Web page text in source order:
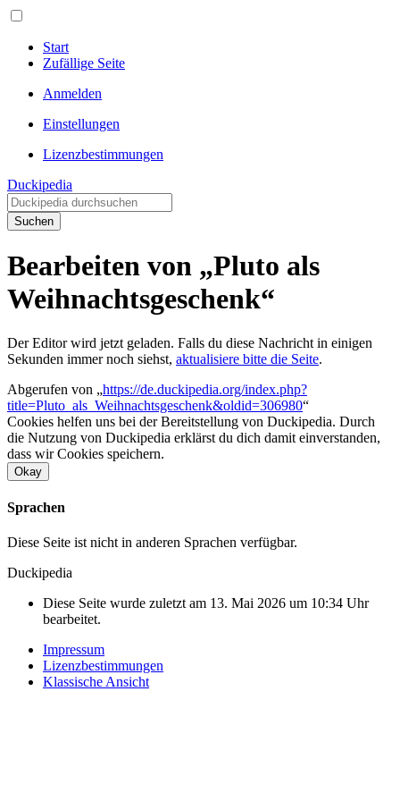
Start
Zufällige Seite
Anmelden
Einstellungen
Lizenzbestimmungen
Duckipedia
Suchen
Bearbeiten von „Pluto als
Weihnachtsgeschenk“
Der Editor wird jetzt geladen. Falls du diese Nachricht in einigen
Sekunden immer noch siehst, aktualisiere bitte die Seite.
Abgerufen von „https://de.duckipedia.org/index.php?
title=Pluto_als_Weihnachtsgeschenk&oldid=306980“
Cookies helfen uns bei der Bereitstellung von Duckipedia. Durch
die Nutzung von Duckipedia erklärst du dich damit einverstanden,
dass wir Cookies speichern.
Okay
Sprachen
Diese Seite ist nicht in anderen Sprachen verfügbar.
Duckipedia
Diese Seite wurde zuletzt am 13. Mai 2026 um 10:34 Uhr
bearbeitet.
Impressum
Lizenzbestimmungen
Klassische Ansicht